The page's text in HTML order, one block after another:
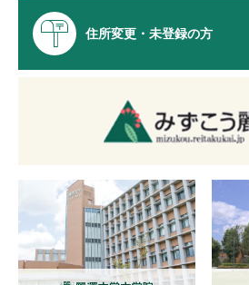
住所変更・未登録の方